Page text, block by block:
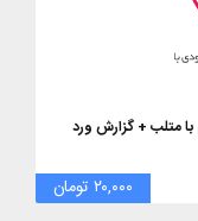
متلب + گزارش ورد
۲۰,۰۰۰ تومان